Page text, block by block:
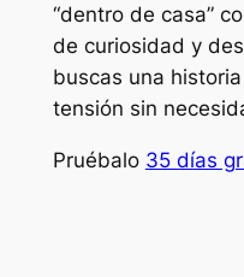
“dentro de casa”
de curiosidad y
buscas una
tensión sin
Pruébalo 35 días